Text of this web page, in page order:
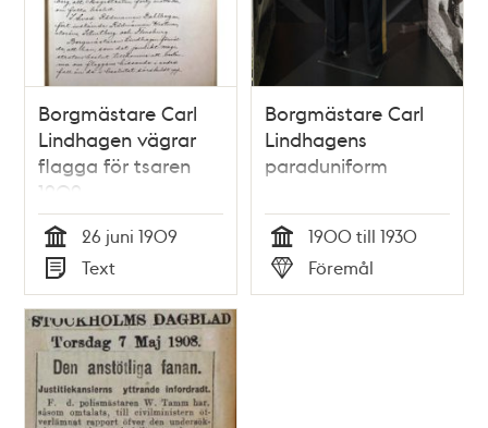
Borgmästare Carl
Lindhagen vägrar
flagga för tsaren
1909
Tid
26 juni 1909
Typ
Text
Borgmästare Carl
Lindhagens
paraduniform
Tid
1900 till 1930
Typ
Föremål